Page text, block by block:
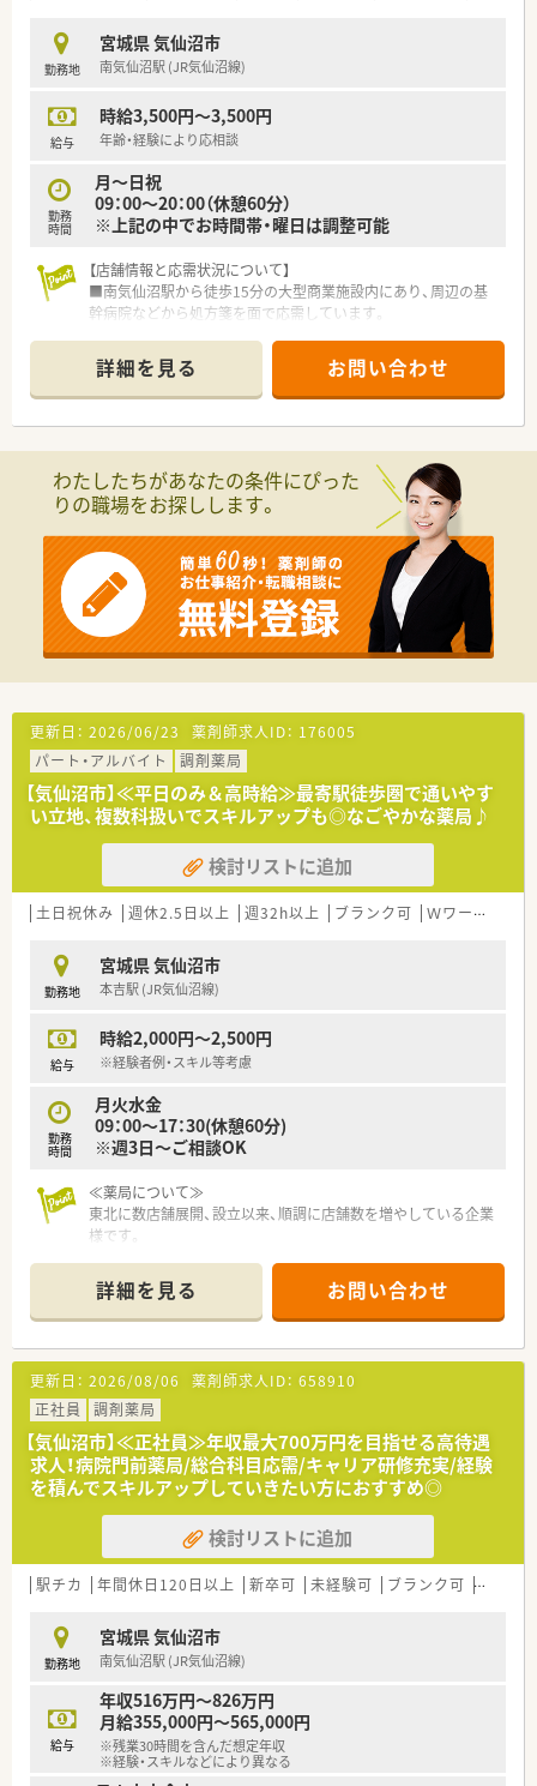
す。
≪こんな方におススメ≫
・薬剤師としてのステップアップを目指したい方
勤務地
宮城県 気仙沼市
南気仙沼駅 (JR気仙沼線)
給与
時給3,500円～3,500円
年齢・経験により応相談
勤務
時間
月～日祝
09：00～20：00（休憩60分）
※上記の中でお時間帯・曜日は調整可能
【店舗情報と応需状況について】
■南気仙沼駅から徒歩15分の大型商業施設内にあり、周辺の基
幹病院などから処方箋を面で応需しています。
丁寧な服薬指導を行うことが可能です。
■薬剤師は常勤3名と派遣1名が在籍しており、事務スタッフも2
名から3名配置され業務分担が明確です。
■面分業の調剤薬局として多種多様な医療機関から処方箋を受
け付けるため、幅広い薬効群の薬剤を取り扱います。
■調剤業務や監査のほか、丁寧な服薬指導を通じて赤ちゃんから
お年寄りまで多くの患者様の健康を支えるお仕事です。
■OTC医薬品のカウンセリング販売も担当し、セルフメディケー
ションの推進を通じて病気の予防にも深く貢献します。
【こんな方が活躍中】
■定年は65歳と定められていますが、再雇用制度を活用して70
歳を過ぎても現役で元気に就業している方がいます。
■育児休職からの復職率が98.6%と非常に高く、子育てと仕事を
■面分業という環境を活かし、多くの品目数に触れながら自ら進
んで新しい専門知識を吸収する方が活躍しています。
詳細を見る お問い合わせ
わたしたちがあなたの条件にぴった
りの職場をお探しします。
更新日： 2026/06/23 薬剤師求人ID： 176005
パート・アルバイト
調剤薬局
【気仙沼市】≪平日のみ＆高時給≫最寄駅徒歩圏で通いやす
い立地、複数科扱いでスキルアップも◎なごやかな薬局♪
検討リストに追加
土日祝休み 週休2.5日以上 週32h以上 ブランク可 Ｗワーク可
勤務地
宮城県 気仙沼市
本吉駅 (JR気仙沼線)
給与
時給2,000円～2,500円
※経験者例・スキル等考慮
勤務
時間
月火水金
09：00～17：30(休憩60分)
※週3日～ご相談OK
≪薬局について≫
東北に数店舗展開、設立以来、順調に店舗数を増やしている企業
様です。
良い職場環境が特徴です。
処方箋枚数もご負担少なく長く続けられる薬局です。
詳細を見る お問い合わせ
更新日： 2026/08/06 薬剤師求人ID： 658910
正社員
調剤薬局
【気仙沼市】≪正社員≫年収最大700万円を目指せる高待遇
求人！病院門前薬局/総合科目応需/キャリア研修充実/経験
を積んでスキルアップしていきたい方におすすめ◎
検討リストに追加
駅チカ 年間休日120日以上 新卒可 未経験可 ブランク可 車通勤
勤務地
宮城県 気仙沼市
南気仙沼駅 (JR気仙沼線)
給与
年収516万円～826万円
月給355,000円～565,000円
※残業30時間を含んだ想定年収
※経験・スキルなどにより異なる